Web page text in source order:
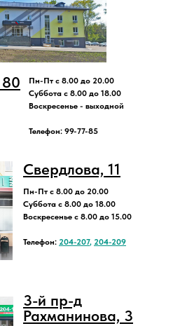
Свердлова, 11
Пн-Пт с 8.00 до 20.00
Суббота с 8.00 до 18.00
Воскресенье с 8.00 до 15.00
Телефон: 204-207, 204-209
Пн-Пт с 8.00 до 20.00
Суббота с 8.00 до 18.00
Воскресенье - выходной
Телефон: 99-77-85
3-й пр-д
Рахманинова, 3